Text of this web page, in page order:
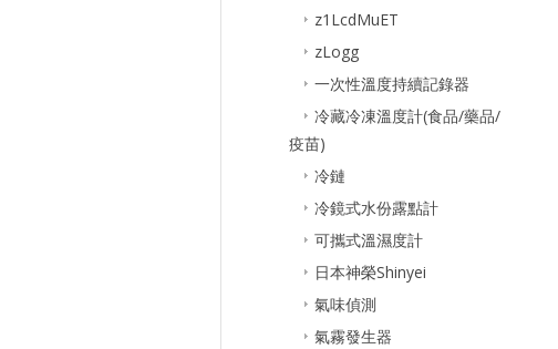
z1LcdMuET
zLogg
一次性溫度持續記錄器
冷藏冷凍溫度計(食品/藥品/
疫苗)
冷鏈
冷鏡式水份露點計
可攜式溫濕度計
日本神榮Shinyei
氣味偵測
氣霧發生器